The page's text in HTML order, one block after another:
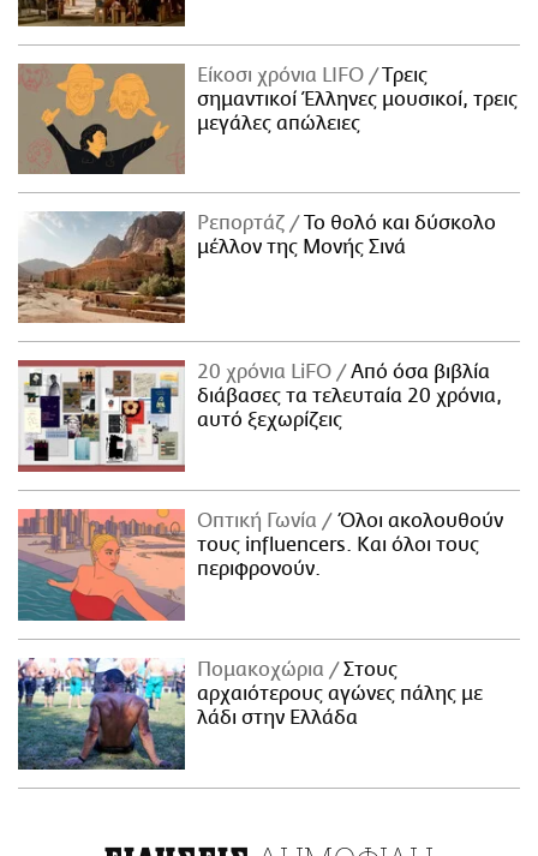
Είκοσι χρόνια LIFO
Tρεις
σημαντικοί Έλληνες μουσικοί, τρεις
μεγάλες απώλειες
Ρεπορτάζ
Το θολό και δύσκολο
μέλλον της Μονής Σινά
20 χρόνια LiFO
Από όσα βιβλία
διάβασες τα τελευταία 20 χρόνια,
αυτό ξεχωρίζεις
Οπτική Γωνία
Όλοι ακολουθούν
τους influencers. Και όλοι τους
περιφρονούν.
Πομακοχώρια
Στους
αρχαιότερους αγώνες πάλης με
λάδι στην Ελλάδα